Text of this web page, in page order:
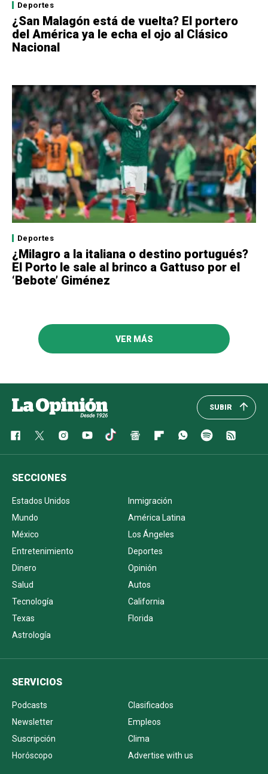
Deportes
¿San Malagón está de vuelta? El portero
del América ya le echa el ojo al Clásico
Nacional
Deportes
¿Milagro a la italiana o destino portugués?
El Porto le sale al brinco a Gattuso por el
‘Bebote’ Giménez
VER MÁS
SUBIR
SECCIONES
Estados Unidos
Inmigración
Mundo
América Latina
México
Los Ángeles
Entretenimiento
Deportes
Dinero
Opinión
Salud
Autos
Tecnología
California
Texas
Florida
Astrología
SERVICIOS
Podcasts
Clasificados
Newsletter
Empleos
Suscripción
Clima
Horóscopo
Advertise with us